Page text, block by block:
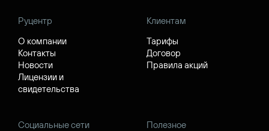
Руцентр
О компании
Контакты
Новости
Лицензии и
свидетельства
Клиентам
Тарифы
Договор
Правила акций
Социальные сети
Полезное